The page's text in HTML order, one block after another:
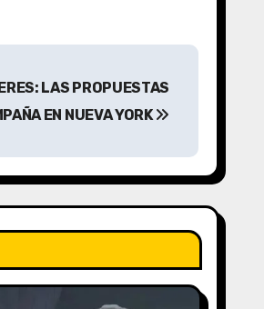
LAS PROPUESTAS
EN NUEVA YORK